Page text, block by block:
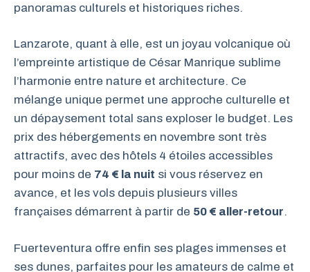
panoramas culturels et historiques riches.
Lanzarote, quant à elle, est un joyau volcanique où
l’empreinte artistique de César Manrique sublime
l’harmonie entre nature et architecture. Ce
mélange unique permet une approche culturelle et
un dépaysement total sans exploser le budget. Les
prix des hébergements en novembre sont très
attractifs, avec des hôtels 4 étoiles accessibles
pour moins de 74 € la nuit si vous réservez en
avance, et les vols depuis plusieurs villes
françaises démarrent à partir de 50 € aller-retour.
Fuerteventura offre enfin ses plages immenses et
ses dunes, parfaites pour les amateurs de calme et